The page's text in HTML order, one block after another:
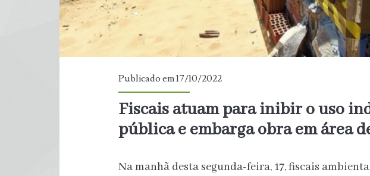
Publicado em 17/10/2022
Fiscais atuam para inibir o uso
pública e embarga obra em área
Na manhã desta segunda-feira, 17, fiscais